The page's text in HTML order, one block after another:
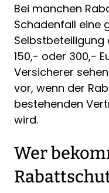
Bei manchen
Schadenfall eine
Selbstbeteiligung
150,- oder 300,-
Versicherer
vor, wenn der
bestehenden
wird.
Wer